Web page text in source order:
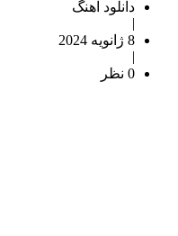
دانلود آهنگ
|
8 ژانویه 2024
|
0 نظر